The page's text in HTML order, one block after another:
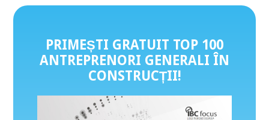
PRIMEȘTI GRATUIT TOP 100
ANTREPRENORI GENERALI ÎN
CONSTRUCȚII!